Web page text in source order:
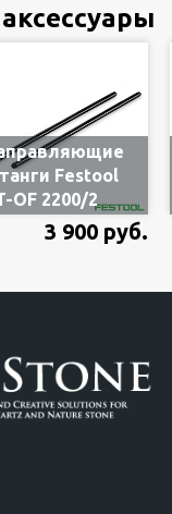
Festool
OF 2200/2
для
FS-OF
SA-OF
3 900 руб.